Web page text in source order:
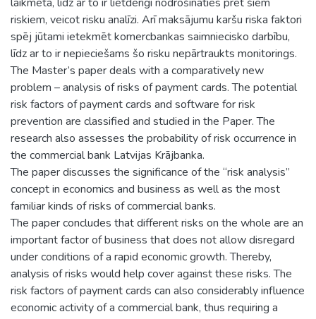
riskiem, veicot risku analīzi. Arī maksājumu karšu riska faktori
spēj jūtami ietekmēt komercbankas saimniecisko darbību,
līdz ar to ir nepieciešams šo risku nepārtraukts monitorings.
The Master’s paper deals with a comparatively new
problem – analysis of risks of payment cards. The potential
risk factors of payment cards and software for risk
prevention are classified and studied in the Paper. The
research also assesses the probability of risk occurrence in
the commercial bank Latvijas Krājbanka.
The paper discusses the significance of the “risk analysis”
concept in economics and business as well as the most
familiar kinds of risks of commercial banks.
The paper concludes that different risks on the whole are an
important factor of business that does not allow disregard
under conditions of a rapid economic growth. Thereby,
analysis of risks would help cover against these risks. The
risk factors of payment cards can also considerably influence
economic activity of a commercial bank, thus requiring a